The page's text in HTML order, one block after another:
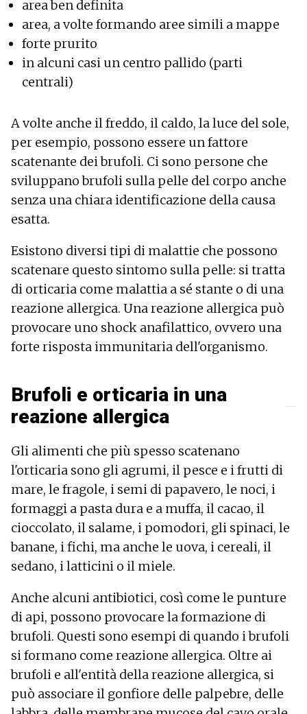
area ben definita
area, a volte formando aree simili a mappe
forte prurito
in alcuni casi un centro pallido (parti
centrali)
A volte anche il freddo, il caldo, la luce del sole,
per esempio, possono essere un fattore
scatenante dei brufoli. Ci sono persone che
sviluppano brufoli sulla pelle del corpo anche
senza una chiara identificazione della causa
esatta.
Esistono diversi tipi di malattie che possono
scatenare questo sintomo sulla pelle: si tratta
di orticaria come malattia a sé stante o di una
reazione allergica. Una reazione allergica può
provocare uno shock anafilattico, ovvero una
forte risposta immunitaria dell'organismo.
Brufoli e orticaria in una
reazione allergica
Gli alimenti che più spesso scatenano
l'orticaria sono gli agrumi, il pesce e i frutti di
mare, le fragole, i semi di papavero, le noci, i
formaggi a pasta dura e a muffa, il cacao, il
cioccolato, il salame, i pomodori, gli spinaci, le
banane, i fichi, ma anche le uova, i cereali, il
sedano, i latticini o il miele.
Anche alcuni antibiotici, così come le punture
di api, possono provocare la formazione di
brufoli. Questi sono esempi di quando i brufoli
si formano come reazione allergica. Oltre ai
brufoli e all'entità della reazione allergica, si
può associare il gonfiore delle palpebre, delle